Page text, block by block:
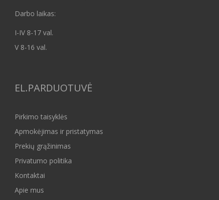
Darbo laikas:
I-IV 8-17 val.
V 8-16 val.
EL.PARDUOTUVĖ
Pirkimo taisyklės
Apmokėjimas ir pristatymas
Prekių grąžinimas
Privatumo politika
Kontaktai
Apie mus